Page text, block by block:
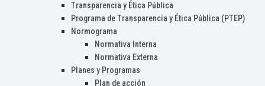
Transparencia y Ética Pública
Programa de Transparencia y Ética Pública (PTEP)
Normograma
Normativa Interna
Normativa Externa
Planes y Programas
Plan de acción